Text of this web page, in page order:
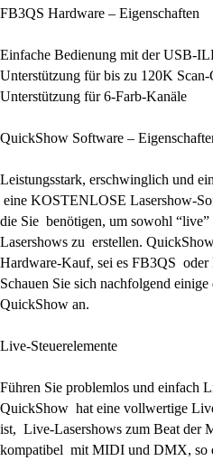
FB3QS Hardware – Eigenschaften
Einfache Bedienung mit der USB-
Unterstützung für bis zu 120K
Unterstützung für 6-Farb-Kanäle
QuickShow Software –
Leistungsstark, erschwinglich und
eine KOSTENLOSE Lasershow-
die Sie benötigen, um sowohl “live”
Lasershows zu erstellen.
Hardware-Kauf, sei es FB3QS oder
Schauen Sie sich nachfolgend
QuickShow an.
Live-Steuerelemente
Führen Sie problemlos und einfach
QuickShow hat eine vollwertige
ist, Live-Lasershows zum Beat der
kompatibel mit MIDI und DMX, so